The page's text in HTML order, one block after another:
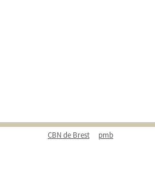
CBN de Brest pmb